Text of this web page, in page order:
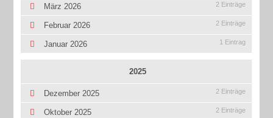
März 2026 2 Einträge
Februar 2026 2 Einträge
Januar 2026 1 Eintrag
2025
Dezember 2025 2 Einträge
Oktober 2025 2 Einträge